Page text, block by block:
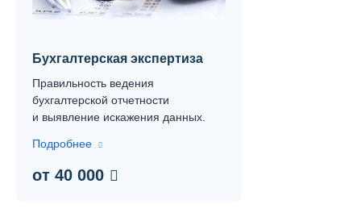
Контакты
О нас
Бухгалтерская экспертиза
Правильность ведения
бухгалтерской отчетности
и выявление искажения данных.
Подробнее
от 40 000